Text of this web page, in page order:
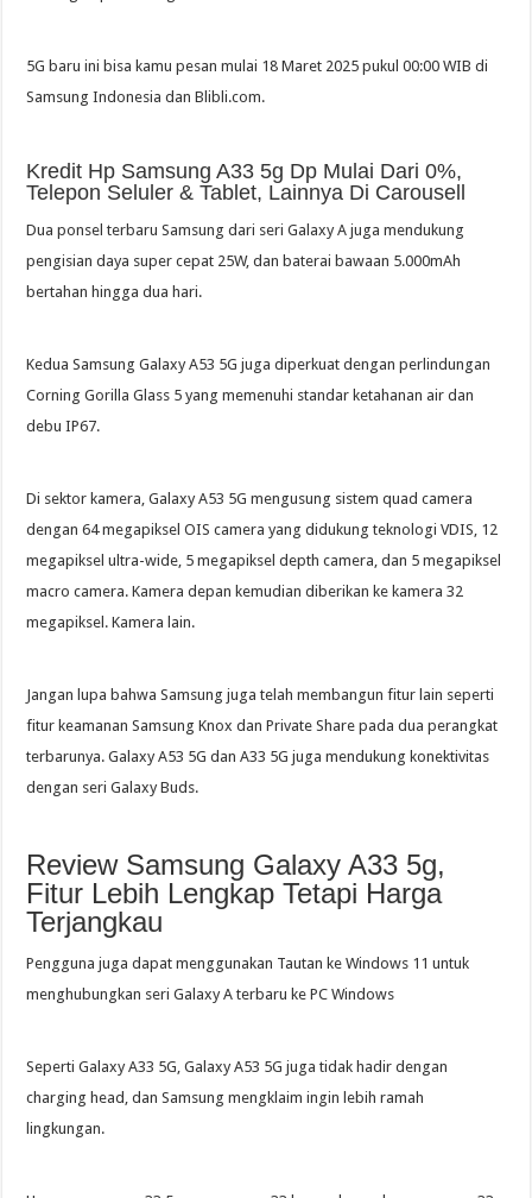
5G baru ini bisa kamu pesan mulai 18 Maret 2025 pukul 00:00 WIB di
Samsung Indonesia dan Blibli.com.
Kredit Hp Samsung A33 5g Dp Mulai Dari 0%,
Telepon Seluler & Tablet, Lainnya Di Carousell
Dua ponsel terbaru Samsung dari seri Galaxy A juga mendukung
pengisian daya super cepat 25W, dan baterai bawaan 5.000mAh
bertahan hingga dua hari.
Kedua Samsung Galaxy A53 5G juga diperkuat dengan perlindungan
Corning Gorilla Glass 5 yang memenuhi standar ketahanan air dan
debu IP67.
Di sektor kamera, Galaxy A53 5G mengusung sistem quad camera
dengan 64 megapiksel OIS camera yang didukung teknologi VDIS, 12
megapiksel ultra-wide, 5 megapiksel depth camera, dan 5 megapiksel
macro camera. Kamera depan kemudian diberikan ke kamera 32
megapiksel. Kamera lain.
Jangan lupa bahwa Samsung juga telah membangun fitur lain seperti
fitur keamanan Samsung Knox dan Private Share pada dua perangkat
terbarunya. Galaxy A53 5G dan A33 5G juga mendukung konektivitas
dengan seri Galaxy Buds.
Review Samsung Galaxy A33 5g,
Fitur Lebih Lengkap Tetapi Harga
Terjangkau
Pengguna juga dapat menggunakan Tautan ke Windows 11 untuk
menghubungkan seri Galaxy A terbaru ke PC Windows
Seperti Galaxy A33 5G, Galaxy A53 5G juga tidak hadir dengan
charging head, dan Samsung mengklaim ingin lebih ramah
lingkungan.